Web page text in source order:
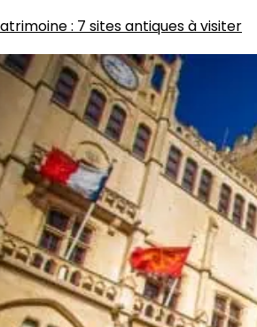
: 7 sites antiques à visiter